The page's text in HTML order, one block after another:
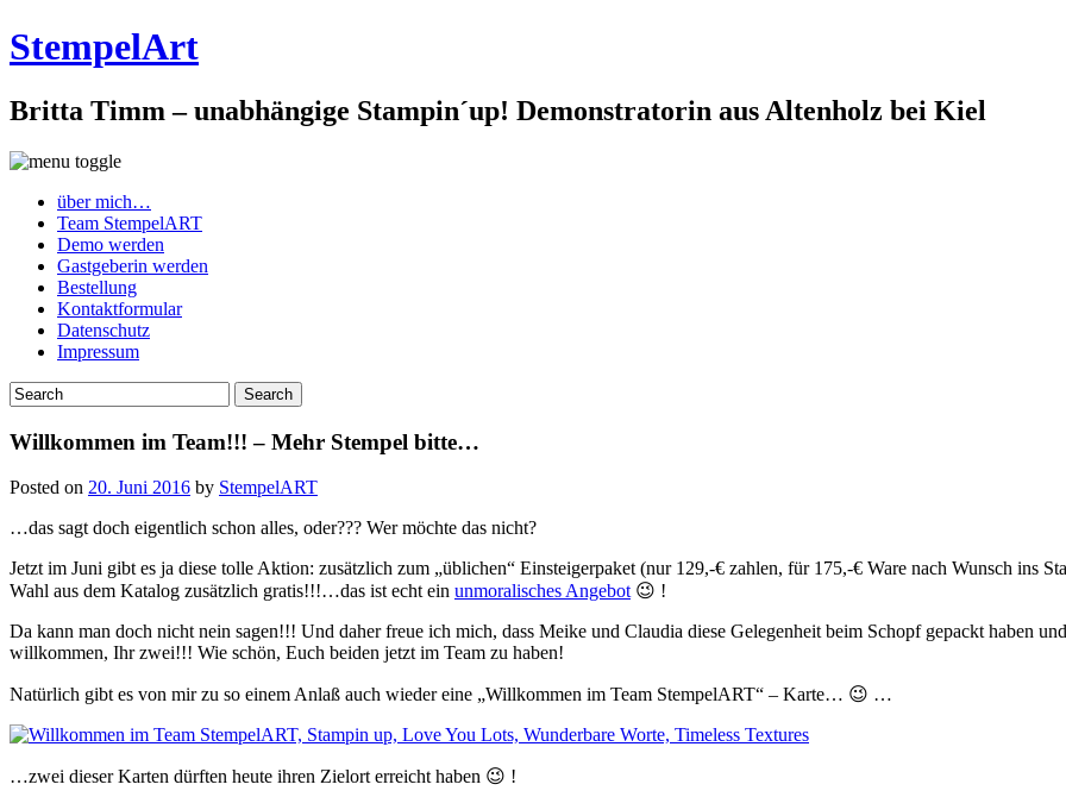
StempelArt
Britta Timm – unabhängige Stampin´up! Demonstratorin aus Altenholz bei Kiel
über mich…
Team StempelART
Demo werden
Gastgeberin werden
Bestellung
Kontaktformular
Datenschutz
Impressum
Willkommen im Team!!! – Mehr Stempel bitte…
Posted on 20. Juni 2016 by StempelART
…das sagt doch eigentlich schon alles, oder??? Wer möchte das nicht?
Jetzt im Juni gibt es ja diese tolle Aktion: zusätzlich zum „üblichen“ Einsteigerpaket (nur 129,-€ zahlen, für 175,-€ Ware nach Wunsch ins
Wahl aus dem Katalog zusätzlich gratis!!!…das ist echt ein unmoralisches Angebot 😉 !
Da kann man doch nicht nein sagen!!! Und daher freue ich mich, dass Meike und Claudia diese Gelegenheit beim Schopf gepackt haben
willkommen, Ihr zwei!!! Wie schön, Euch beiden jetzt im Team zu haben!
Natürlich gibt es von mir zu so einem Anlaß auch wieder eine „Willkommen im Team StempelART“ – Karte… 😉 …
…zwei dieser Karten dürften heute ihren Zielort erreicht haben 😉 !